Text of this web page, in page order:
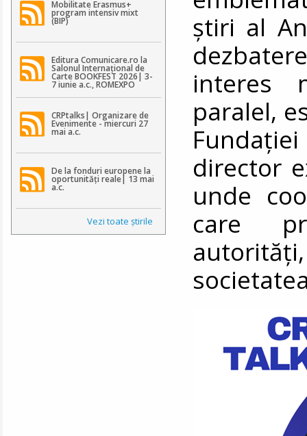
Mobilitate Erasmus+
program intensiv mixt
(BIP)
Editura Comunicare.ro la
Salonul Internațional de
Carte BOOKFEST 2026| 3-
7 iunie a.c., ROMEXPO
CRPtalks| Organizare de
Evenimente - miercuri 27
mai a.c.
De la fonduri europene la
oportunități reale| 13 mai
a.c.
Vezi toate ştirile
știri al
interes
paralel,
director
unde
care